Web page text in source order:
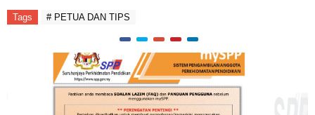
Tags # PETUA DAN TIPS